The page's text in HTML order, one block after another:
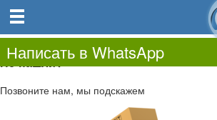
0.00
0
Не нашли?
Позвоните нам, мы подскажем
Написать в WhatsApp